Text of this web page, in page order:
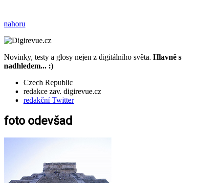
nahoru
Novinky, testy a glosy nejen z digitálního světa. Hlavně s
nadhledem... :)
Czech Republic
redakce zav. digirevue.cz
redakční Twitter
foto odevšad